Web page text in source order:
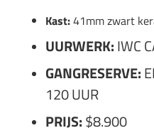
Kast:41mm zwart
UURWERK:IWC
GANGRESERVE:
120 UUR
PRIJS:$8.900